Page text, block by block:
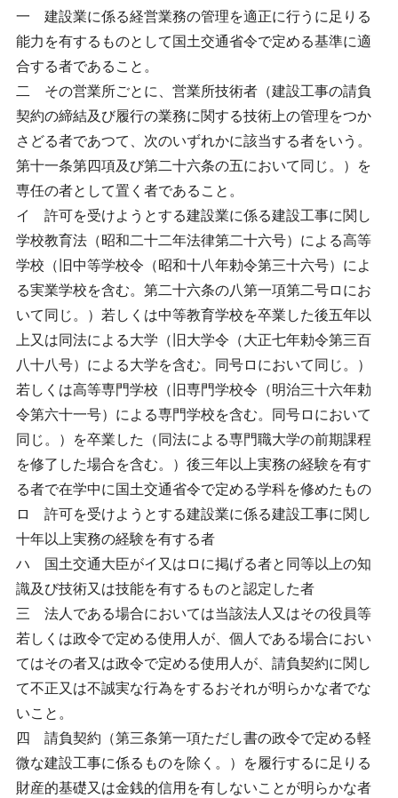
一 建設業に係る経営業務の管理を適正に行うに足りる
能力を有するものとして国土交通省令で定める基準に適
合する者であること。
二 その営業所ごとに、営業所技術者（建設工事の請負
契約の締結及び履行の業務に関する技術上の管理をつか
さどる者であつて、次のいずれかに該当する者をいう。
第十一条第四項及び第二十六条の五において同じ。）を
専任の者として置く者であること。
イ 許可を受けようとする建設業に係る建設工事に関し
学校教育法（昭和二十二年法律第二十六号）による高等
学校（旧中等学校令（昭和十八年勅令第三十六号）によ
る実業学校を含む。第二十六条の八第一項第二号ロにお
いて同じ。）若しくは中等教育学校を卒業した後五年以
上又は同法による大学（旧大学令（大正七年勅令第三百
八十八号）による大学を含む。同号ロにおいて同じ。）
若しくは高等専門学校（旧専門学校令（明治三十六年勅
令第六十一号）による専門学校を含む。同号ロにおいて
同じ。）を卒業した（同法による専門職大学の前期課程
を修了した場合を含む。）後三年以上実務の経験を有す
る者で在学中に国土交通省令で定める学科を修めたもの
ロ 許可を受けようとする建設業に係る建設工事に関し
十年以上実務の経験を有する者
ハ 国土交通大臣がイ又はロに掲げる者と同等以上の知
識及び技術又は技能を有するものと認定した者
三 法人である場合においては当該法人又はその役員等
若しくは政令で定める使用人が、個人である場合におい
てはその者又は政令で定める使用人が、請負契約に関し
て不正又は不誠実な行為をするおそれが明らかな者でな
いこと。
四 請負契約（第三条第一項ただし書の政令で定める軽
微な建設工事に係るものを除く。）を履行するに足りる
財産的基礎又は金銭的信用を有しないことが明らかな者